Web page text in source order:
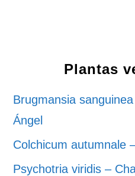
Plantas
Brugmansia
Ángel
Colchicum autumnale
Psychotria viridis –